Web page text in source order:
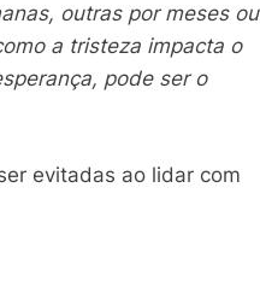
outras por meses ou
a tristeza impacta o
pode ser o
evitadas ao lidar com